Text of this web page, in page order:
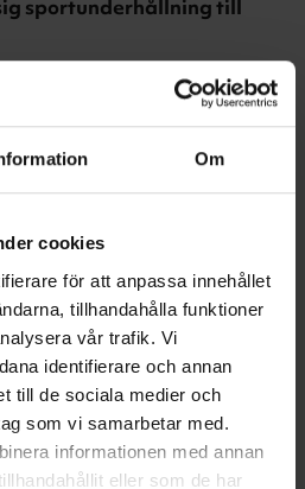
Om
cookies
för att anpassa innehållet
tillhandahålla funktioner
vår trafik. Vi
identifierare och annan
till de sociala medier och
som vi samarbetar med.
informationen med annan
eller som de har
sportunderhållning till
av goda samarbeten med
ett exempel på vår
faktum att vi aldrig
under förhandlingar
något som vi vet att våra
Susanna Steinick,
Sappa.
att Sappas kunder
V premiumellerV sport
Viaplay Total
UEFA Champions League-
ser fram emot att fortsatt
premium sport i